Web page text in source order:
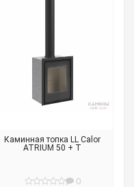
Каминная топка LL Calor
ATRIUM 50 + T
0